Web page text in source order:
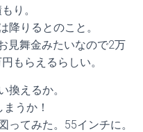
り。
降りるとのこと。
見舞金みたいなので2万
もらえるらしい。
換えるか。
うか！
ってみた。55インチに。